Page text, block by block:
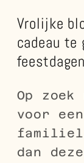
Vrolijke
cadeau te
feestdagen
Op
voor
dan